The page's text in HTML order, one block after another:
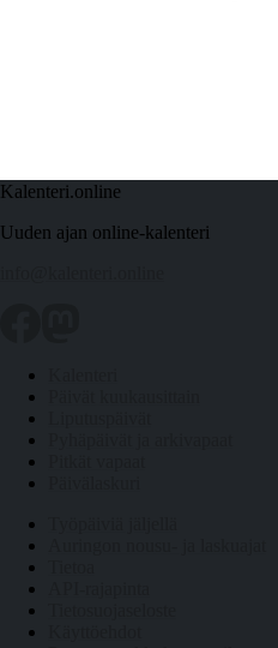
Kalenteri.online
Uuden ajan online-kalenteri